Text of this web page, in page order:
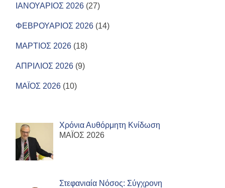
ΙΑΝΟΥΑΡΙΟΣ 2026 (27)
ΦΕΒΡΟΥΑΡΙΟΣ 2026 (14)
ΜΑΡΤΙΟΣ 2026 (18)
ΑΠΡΙΛΙΟΣ 2026 (9)
ΜΑΪΟΣ 2026 (10)
Χρόνια Αυθόρμητη Κνίδωση
ΜΑΪΟΣ 2026
Στεφανιαία Νόσος: Σύγχρονη